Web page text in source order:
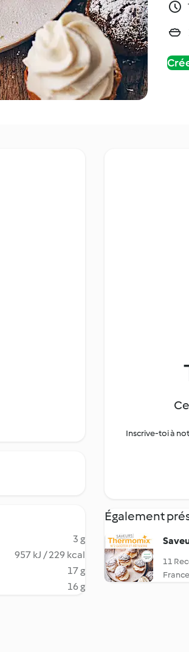
3 g
957 kJ / 229 kcal
17 g
16 g
Inscrive-toi à
Également
11
France